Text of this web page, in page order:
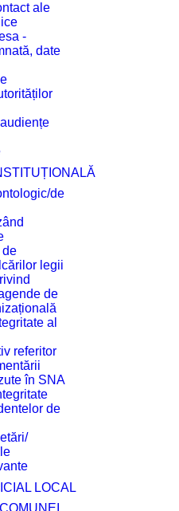
ale
-
date
de
de
legii
de
al
referitor
în SNA
de
LOCAL